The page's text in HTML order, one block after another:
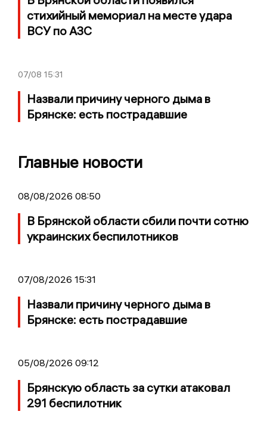
стихийный мемориал на месте удара
ВСУ по АЗС
07/08 15:31
Назвали причину черного дыма в
Брянске: есть пострадавшие
Главные новости
08/08/2026 08:50
В Брянской области сбили почти сотню
украинских беспилотников
07/08/2026 15:31
Назвали причину черного дыма в
Брянске: есть пострадавшие
05/08/2026 09:12
Брянскую область за сутки атаковал
291 беспилотник